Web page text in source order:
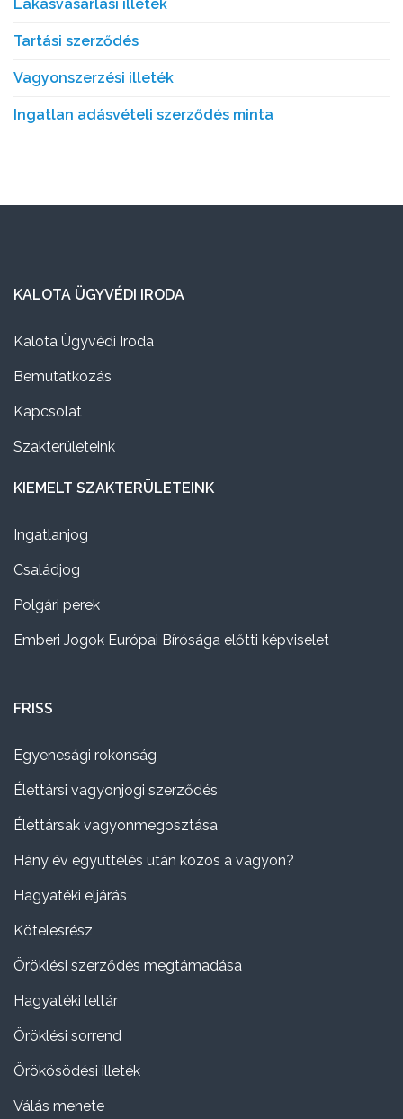
Lakásvásárlási illeték
Tartási szerződés
Vagyonszerzési illeték
Ingatlan adásvételi szerződés minta
KALOTA ÜGYVÉDI IRODA
Kalota Ügyvédi Iroda
Bemutatkozás
Kapcsolat
Szakterületeink
KIEMELT SZAKTERÜLETEINK
Ingatlanjog
Családjog
Polgári perek
Emberi Jogok Európai Bírósága előtti képviselet
FRISS
Egyenesági rokonság
Élettársi vagyonjogi szerződés
Élettársak vagyonmegosztása
Hány év együttélés után közös a vagyon?
Hagyatéki eljárás
Kötelesrész
Öröklési szerződés megtámadása
Hagyatéki leltár
Öröklési sorrend
Örökösödési illeték
Válás menete